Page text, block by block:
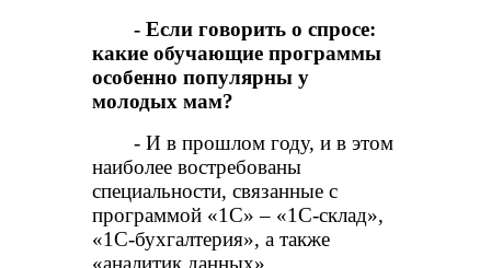
- Если говорить о спросе:
какие обучающие программы
особенно популярны у
молодых мам?
- И в прошлом году, и в этом
наиболее востребованы
специальности, связанные с
программой «1С» – «1С-склад»,
«1С-бухгалтерия», а также
«аналитик данных»,